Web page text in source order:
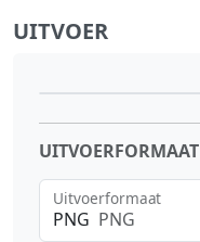
UITVOER
UITVOERFORMAAT
PNG PNG
Uitvoerformaat